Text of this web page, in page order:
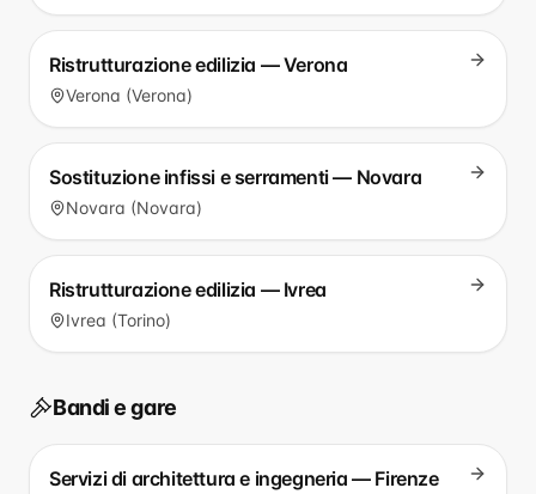
Ristrutturazione edilizia — Verona
Verona (Verona)
Sostituzione infissi e serramenti — Novara
Novara (Novara)
Ristrutturazione edilizia — Ivrea
Ivrea (Torino)
Bandi e gare
Servizi di architettura e ingegneria — Firenze